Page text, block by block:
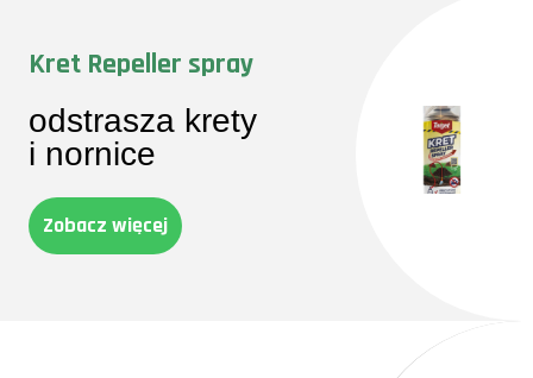
Kret Repeller spray
odstrasza krety
i nornice
Zobacz więcej